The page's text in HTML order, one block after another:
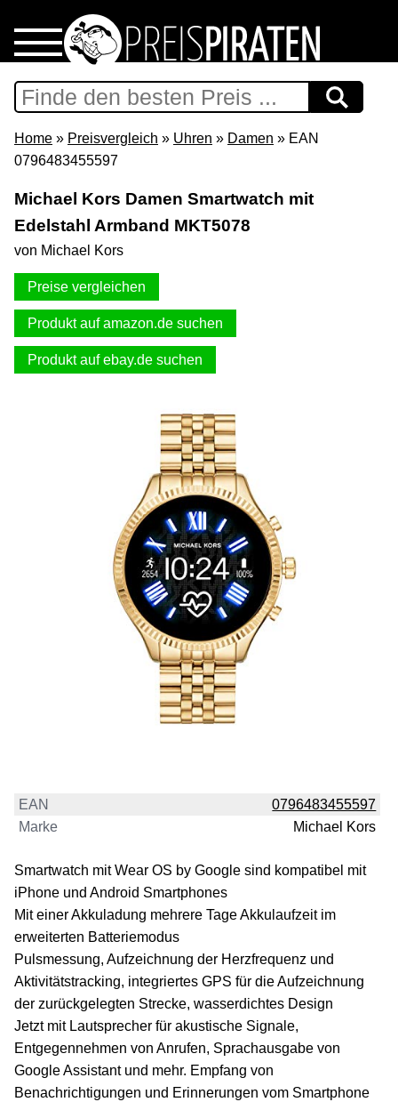
Home
Download
Support & Newsletter
Presse
Datenschutz
Impressum
Home » Preisvergleich » Uhren » Damen » EAN
0796483455597
Michael Kors Damen Smartwatch mit
Edelstahl Armband MKT5078
von Michael Kors
Preise vergleichen
Produkt auf amazon.de suchen
Produkt auf ebay.de suchen
EAN
0796483455597
Marke
Michael Kors
Smartwatch mit Wear OS by Google sind kompatibel mit
iPhone und Android Smartphones
Mit einer Akkuladung mehrere Tage Akkulaufzeit im
erweiterten Batteriemodus
Pulsmessung, Aufzeichnung der Herzfrequenz und
Aktivitätstracking, integriertes GPS für die Aufzeichnung
der zurückgelegten Strecke, wasserdichtes Design
Jetzt mit Lautsprecher für akustische Signale,
Entgegennehmen von Anrufen, Sprachausgabe von
Google Assistant und mehr. Empfang von
Benachrichtigungen und Erinnerungen vom Smartphone